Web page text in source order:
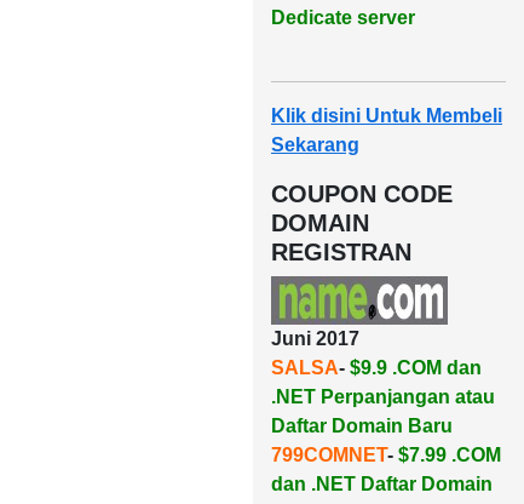
Dedicate server
Klik disini Untuk Membeli
Sekarang
COUPON CODE
DOMAIN
REGISTRAN
Juni 2017
SALSA- $9.9 .COM dan
.NET Perpanjangan atau
Daftar Domain Baru
799COMNET- $7.99 .COM
dan .NET Daftar Domain